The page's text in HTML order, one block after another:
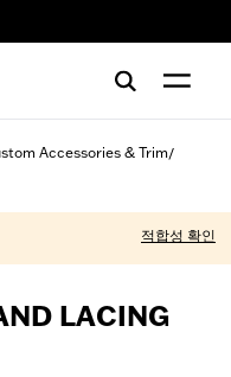
Accessories & Trim/
적합성 확인
LACING